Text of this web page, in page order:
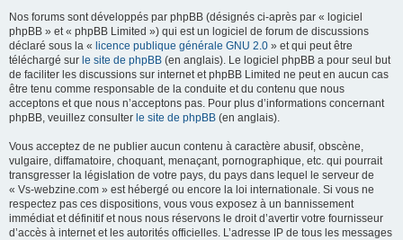
Nos forums sont développés par phpBB (désignés ci-après par « logiciel
phpBB » et « phpBB Limited ») qui est un logiciel de forum de discussions
déclaré sous la « licence publique générale GNU 2.0 » et qui peut être
téléchargé sur le site de phpBB (en anglais). Le logiciel phpBB a pour seul but
de faciliter les discussions sur internet et phpBB Limited ne peut en aucun cas
être tenu comme responsable de la conduite et du contenu que nous
acceptons et que nous n’acceptons pas. Pour plus d’informations concernant
phpBB, veuillez consulter le site de phpBB (en anglais).
Vous acceptez de ne publier aucun contenu à caractère abusif, obscène,
vulgaire, diffamatoire, choquant, menaçant, pornographique, etc. qui pourrait
transgresser la législation de votre pays, du pays dans lequel le serveur de
« Vs-webzine.com » est hébergé ou encore la loi internationale. Si vous ne
respectez pas ces dispositions, vous vous exposez à un bannissement
immédiat et définitif et nous nous réservons le droit d’avertir votre fournisseur
d’accès à internet et les autorités officielles. L’adresse IP de tous les messages